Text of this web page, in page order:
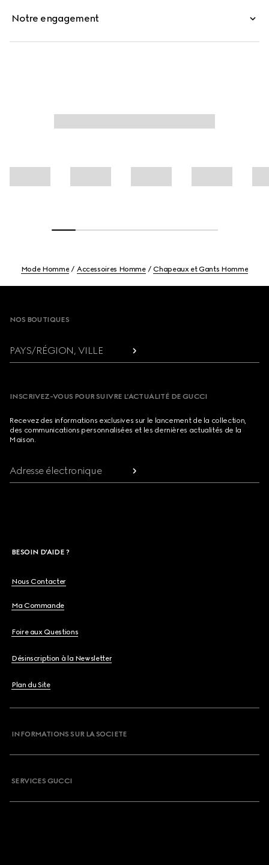
Notre engagement
Mode Homme Accessoires Homme Chapeaux et Gants Homme
NOS BOUTIQUES
PAYS/RÉGION, VILLE
INSCRIVEZ-VOUS POUR SUIVRE L’ACTUALITÉ DE GUCCI
Recevez des informations exclusives sur le lancement de la collection,
des communications personnalisées et les dernières actualités de la
Maison.
Adresse électronique
BESOIN D'AIDE ?
Nous Contacter
Ma Commande
Foire aux Questions
Désinscription à la Newsletter
Plan du Site
INFORMATIONS SUR LA SOCIETE
SERVICES GUCCI